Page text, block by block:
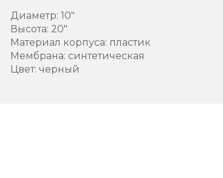
Диаметр: 10"
Высота: 20"
Материал корпуса: пластик
Мембрана: синтетическая
Цвет: черный